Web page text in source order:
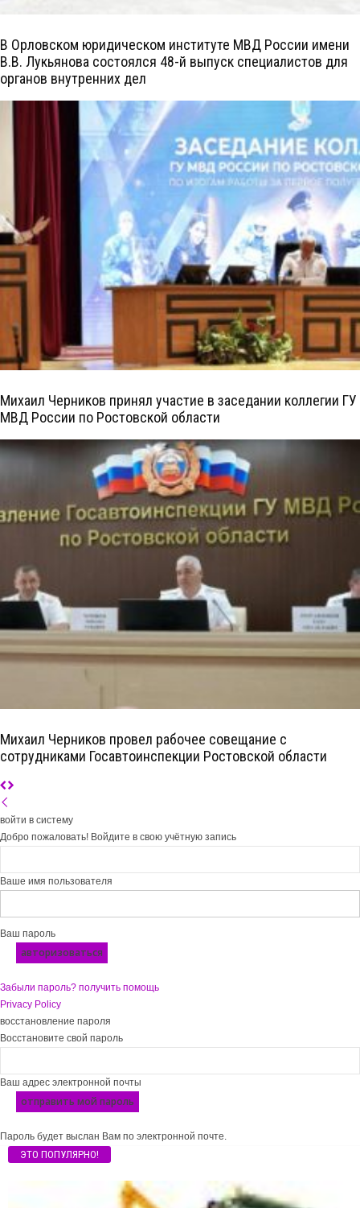
В Орловском юридическом институте МВД России имени
В.В. Лукьянова состоялся 48-й выпуск специалистов для
органов внутренних дел
Михаил Черников принял участие в заседании коллегии ГУ
МВД России по Ростовской области
Михаил Черников провел рабочее совещание с
сотрудниками Госавтоинспекции Ростовской области
войти в систему
Добро пожаловать! Войдите в свою учётную запись
Ваше имя пользователя
Ваш пароль
Забыли пароль? получить помощь
Privacy Policy
восстановление пароля
Восстановите свой пароль
Ваш адрес электронной почты
Пароль будет выслан Вам по электронной почте.
ЭТО ПОПУЛЯРНО!